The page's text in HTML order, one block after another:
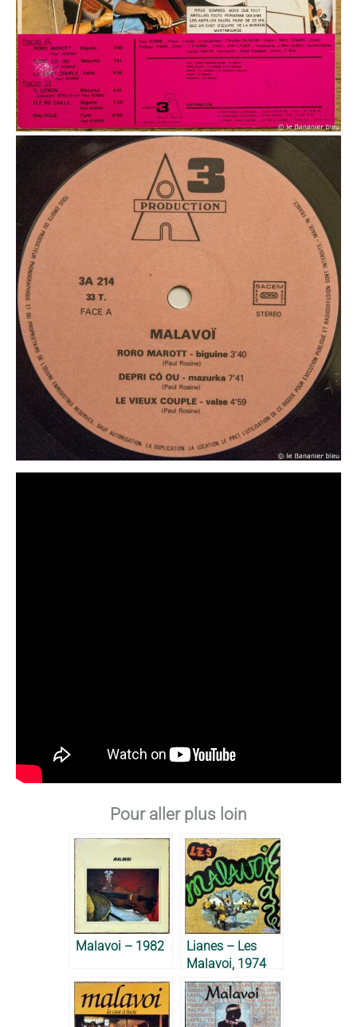
Pour aller plus loin
Malavoi – 1982
Lianes – Les
Malavoi, 1974